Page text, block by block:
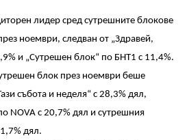
лидер сред сутрешните блокове
ноември, следван от „Здравей,
% и „Сутрешен блок“ по БНТ1 с 11,4%.
блок през ноември беше
събота и неделя“ с 28,3% дял,
NOVA с 20,7% дял и сутрешния
% дял.